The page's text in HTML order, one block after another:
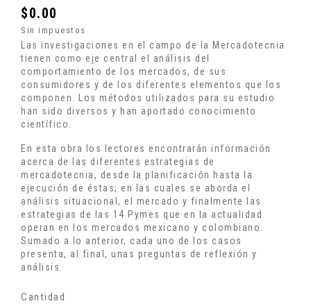
$0.00
Sin impuestos
Las investigaciones en el campo de la Mercadotecnia
tienen como eje central el análisis del
comportamiento de los mercados, de sus
consumidores y de los diferentes elementos que los
componen. Los métodos utilizados para su estudio
han sido diversos y han aportado conocimiento
científico.
En esta obra los lectores encontrarán información
acerca de las diferentes estrategias de
mercadotecnia, desde la planificación hasta la
ejecución de éstas; en las cuales se aborda el
análisis situacional, el mercado y finalmente las
estrategias de las 14 Pymes que en la actualidad
operan en los mercados mexicano y colombiano.
Sumado a lo anterior, cada uno de los casos
presenta, al final, unas preguntas de reflexión y
análisis.
Cantidad